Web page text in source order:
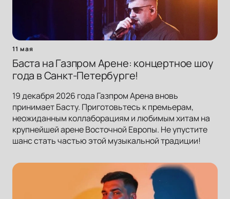
11 мая
Баста на Газпром Арене: концертное шоу
года в Санкт-Петербурге!
19 декабря 2026 года Газпром Арена вновь
принимает Басту. Приготовьтесь к премьерам,
неожиданным коллаборациям и любимым хитам на
крупнейшей арене Восточной Европы. Не упустите
шанс стать частью этой музыкальной традиции!